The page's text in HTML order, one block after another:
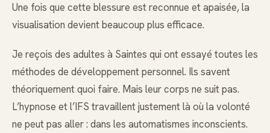
Une fois que cette blessure est reconnue et apaisée, la
visualisation devient beaucoup plus efficace.
Je reçois des adultes à Saintes qui ont essayé toutes les
méthodes de développement personnel. Ils savent
théoriquement quoi faire. Mais leur corps ne suit pas.
L’hypnose et l’IFS travaillent justement là où la volonté
ne peut pas aller : dans les automatismes inconscients.